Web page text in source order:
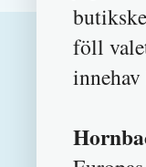
föll